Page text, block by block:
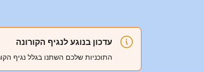
עדכון בנוגע לנגיף הקורונה
התוכניות שלכם השתנו בגלל נגיף